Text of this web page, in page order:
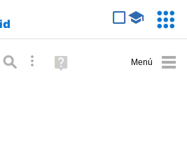
Búsqueda avanzada
Ayuda
(en